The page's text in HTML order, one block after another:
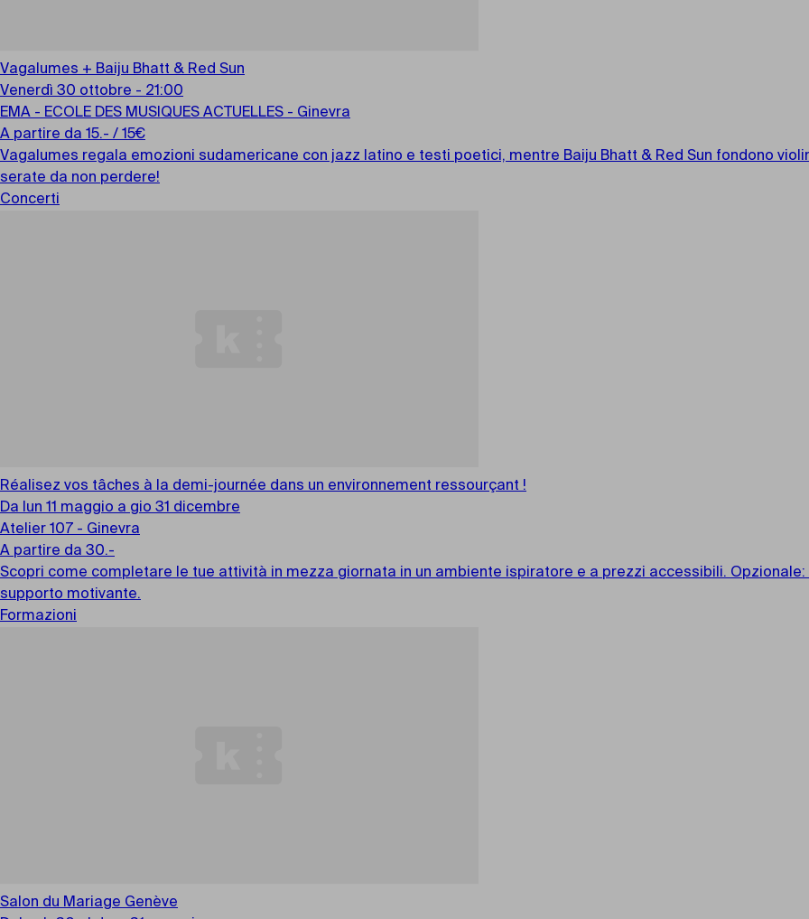
Vagalumes + Baiju Bhatt & Red Sun
Venerdì 30 ottobre - 21:00
EMA - ECOLE DES MUSIQUES ACTUELLES - Ginevra
A partire da 15.- / 15€
Vagalumes regala emozioni sudamericane con jazz latino e testi poetici, mentre Baiju Bhatt & Red Sun fondono
serate da non perdere!
Concerti
Réalisez vos tâches à la demi-journée dans un environnement ressourçant !
Da lun 11 maggio a gio 31 dicembre
Atelier 107 - Ginevra
A partire da 30.-
Scopri come completare le tue attività in mezza giornata in un ambiente ispiratore e a prezzi accessibili.
supporto motivante.
Formazioni
Salon du Mariage Genève